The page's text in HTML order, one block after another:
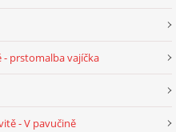
LÉTO
- prstomalba vajíčka
- V pavučině